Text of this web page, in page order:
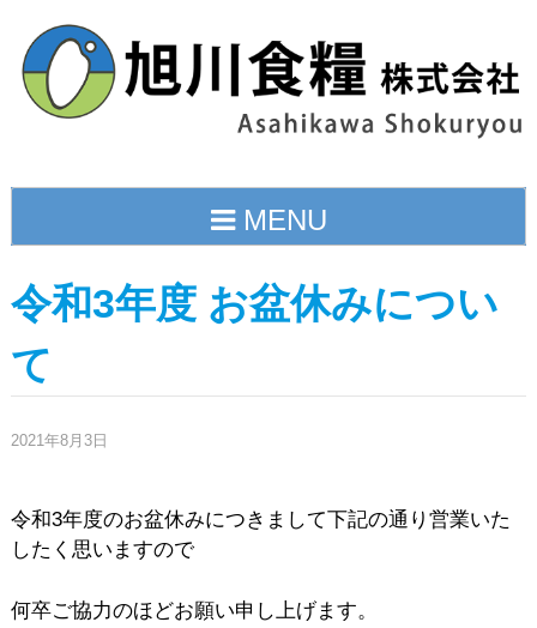
content
MENU
令和3年度 お盆休みについ
て
2021年8月3日
令和3年度のお盆休みにつきまして下記の通り営業いた
したく思いますので
何卒ご協力のほどお願い申し上げます。